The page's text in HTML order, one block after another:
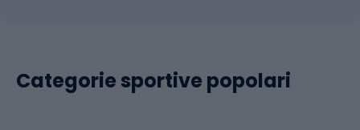
Categorie sportive popolari